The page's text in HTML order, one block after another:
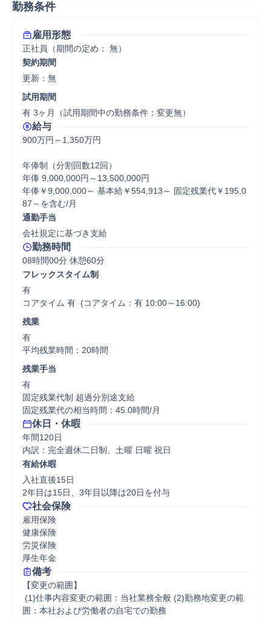
勤務条件
雇用形態
正社員（期間の定め： 無）
契約期間
更新：無
試用期間
有 3ヶ月（試用期間中の勤務条件：変更無）
給与
900万円～1,350万円
年俸制（分割回数12回）
年俸 9,000,000円～13,500,000円
年俸￥9,000,000～ 基本給￥554,913～ 固定残業代￥195,0
87～を含む/月
通勤手当
会社規定に基づき支給
勤務時間
08時間00分 休憩60分
フレックスタイム制
有
コアタイム 有  (コアタイム：有 10:00～16:00)
残業
有
平均残業時間：20時間
残業手当
有
固定残業代制 超過分別途支給
固定残業代の相当時間：45.0時間/月
休日・休暇
年間120日
内訳：完全週休二日制、土曜 日曜 祝日
有給休暇
入社直後15日
2年目は15日、3年目以降は20日を付与
社会保険
雇用保険
健康保険
労災保険
厚生年金
備考
【変更の範囲】
囲：本社および労働者の自宅での勤務